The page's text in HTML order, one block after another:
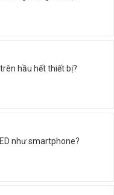
hầu hết thiết bị?
như smartphone?